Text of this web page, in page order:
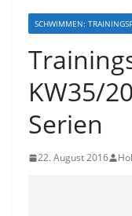
SCHWIMMEN:
KW35/
Serien
22. August 2016